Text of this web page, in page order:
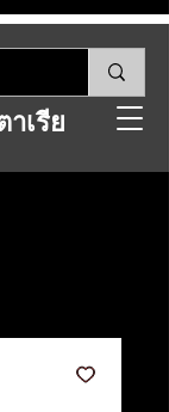
เรีย